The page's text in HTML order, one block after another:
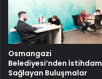
Osmangazi
Belediyesi’nden İstihdam
Sağlayan Buluşmalar